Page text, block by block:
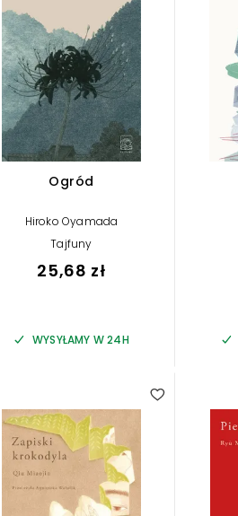
Ogród
Hiroko Oyamada
Tajfuny
25,68 zł
WYSYŁAMY W 24H